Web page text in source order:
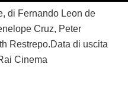
di Fernando Leon de
Cruz, Peter
Restrepo.Data di uscita
Cinema